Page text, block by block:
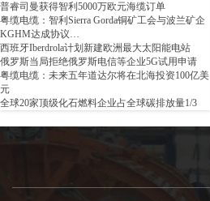
普睿司曼获得智利5000万欧元海缆订单
粤缆电缆：智利Sierra Gorda铜矿工会与波兰矿企
KGHM达成协议…
西班牙Iberdrola计划新建欧洲最大太阳能电站
俄罗斯当局拒绝俄罗斯电信等企业5G试用申请
粤缆电缆：未来五年道达尔将在北海投资100亿美
元
全球20家顶级化石燃料企业占全球碳排放量1/3